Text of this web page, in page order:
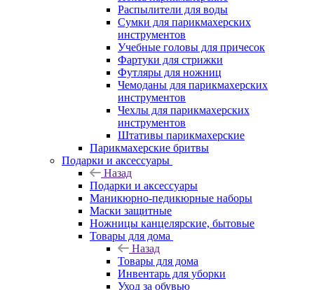
Распылители для воды
Сумки для парикмахерских
инструментов
Учебные головы для причесок
Фартуки для стрижки
Футляры для ножниц
Чемоданы для парикмахерских
инструментов
Чехлы для парикмахерских
инструментов
Штативы парикмахерские
Парикмахерские бритвы
Подарки и аксессуары
Назад
Подарки и аксессуары
Маникюрно-педикюрные наборы
Маски защитные
Ножницы канцелярские, бытовые
Товары для дома
Назад
Товары для дома
Инвентарь для уборки
Уход за обувью